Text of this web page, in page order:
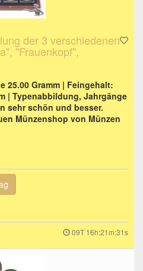
der 3 verschiedenen
"Frauenkopf",
25.00 Gramm | Feingehalt:
| Typenabbildung, Jahrgänge
sehr schön und besser.
Münzenshop von Münzen
09T 16h:21m:30s